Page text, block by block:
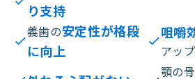
り支持
義歯の安定性が格段
に向上
咀嚼
アップ
顎の